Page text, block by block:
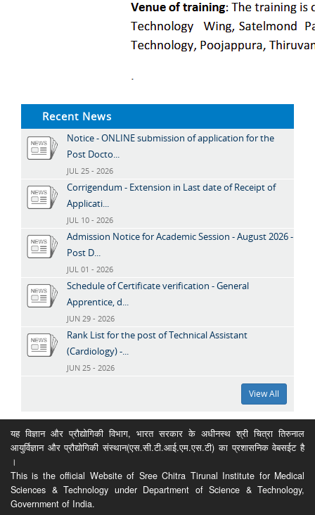
Recent News
Notice - ONLINE submission of application for the
Post Docto...
JUL 25 - 2026
Corrigendum - Extension in Last date of Receipt of
Applicati...
JUL 10 - 2026
Admission Notice for Academic Session - August 2026 -
Post D...
JUL 01 - 2026
Schedule of Certificate verification - General
Apprentice, d...
JUN 29 - 2026
Rank List for the post of Technical Assistant
(Cardiology) -...
JUN 25 - 2026
View All
यह विज्ञान और प्रौद्योगिकी विभाग, भारत सरकार के अधीनस्थ श्री चित्रा तिरुनाल
आयुर्विज्ञान और प्रौद्योगिकी संस्थान(एस.सी.टी.आई.एम.एस.टी) का प्रशासनिक वेबसईट है
।
This is the official Website of Sree Chitra Tirunal Institute for Medical
Sciences & Technology under Department of Science & Technology,
Government of India.